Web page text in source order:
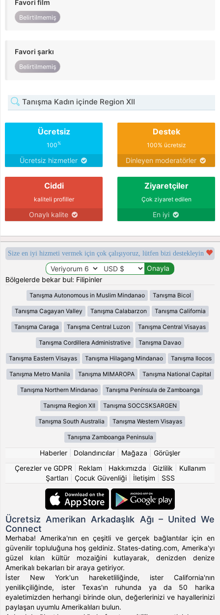
Favori film
Belirtilmemiş
Favori şarkı
Belirtilmemiş
Tanışma Kadın içinde Region XII
Ücretsiz
100%
Ücretsiz hizmetler
Destek
100% ücretsiz
Dinleyen moderatörler
Ciddi
kaliteli profiller
Onaylı kalite
Ziyaretçiler
Çok ziyaret edilen
En iyi
Size en iyi hizmeti vermek için çok çalışıyoruz, lütfen bizi destekleyin
Bölgelerde bekar bul: Filipinler
Tanışma Autonomous in Muslim Mindanao Tanışma Bicol
Tanışma Cagayan Valley Tanışma Calabarzon Tanışma California
Tanışma Caraga Tanışma Central Luzon Tanışma Central Visayas
Tanışma Cordillera Administrative Tanışma Davao
Tanışma Eastern Visayas Tanışma Hilagang Mindanao Tanışma Ilocos
Tanışma Metro Manila Tanışma MIMAROPA Tanışma National Capital
Tanışma Northern Mindanao Tanışma Península de Zamboanga
Tanışma Region XII Tanışma SOCCSKSARGEN
Tanışma South Australia Tanışma Western Visayas
Tanışma Zamboanga Peninsula
Haberler Dolandırıcılar Mağaza
Görüşler
Çerezler ve GDPR
Reklam Hakkımızda Gizlilik
Kullanım
Şartları| Çocuk Güvenliği| İletişim SSS
Ücretsiz Amerikan Arkadaşlık Ağı – United We
Connect
Merhaba! Amerika'nın en çeşitli ve gerçek bağlantılar için en
güvenilir topluluğuna hoş geldiniz. States-dating.com, Amerika'yı
güzel kılan kültür mozaiğini kutlayarak, denizden denize
Amerikalı bekarları bir araya getiriyor.
İster New York'un hareketliliğinde, ister California'nın
yenilikçiliğinde, ister Texas'ın ruhunda ya da 50 harika
eyaletimizden herhangi birinde olun, değerlerinizi ve hayallerinizi
paylaşan uyumlu Amerikalıları bulun.